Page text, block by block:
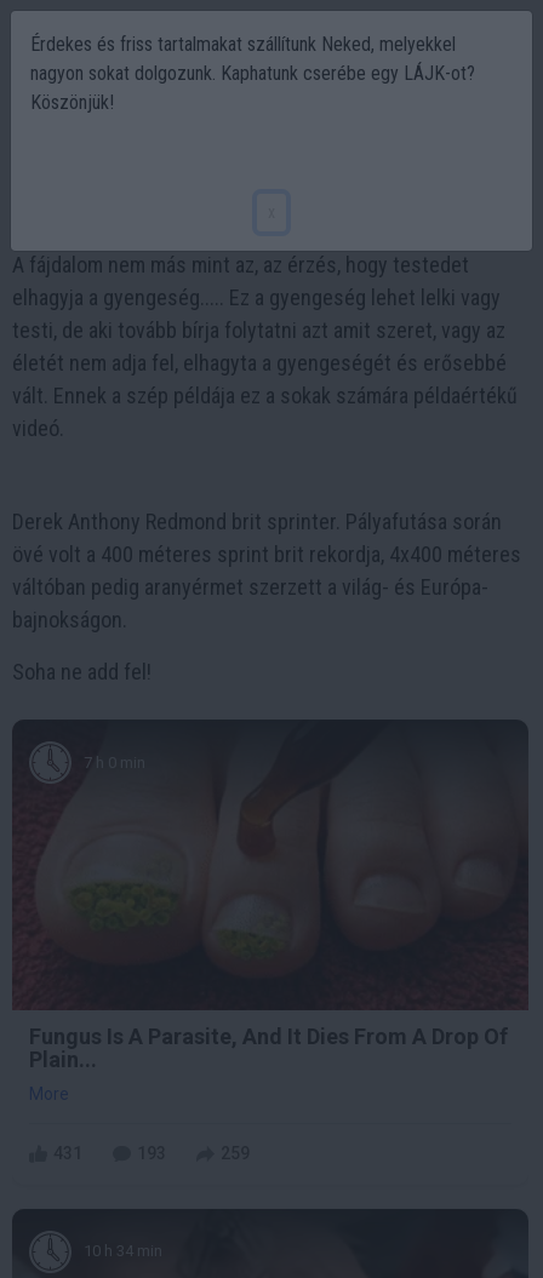
A fájdalom nem más mint az, az érzés, hogy testedet
elhagyja a gyengeség..... Ez a gyengeség lehet lelki vagy
testi, de aki tovább bírja folytatni azt amit szeret, vagy az
életét nem adja fel, elhagyta a gyengeségét és erősebbé
vált. Ennek a szép példája ez a sokak számára példaértékű
videó.
Derek Anthony Redmond brit sprinter. Pályafutása során
övé volt a 400 méteres sprint brit rekordja, 4x400 méteres
váltóban pedig aranyérmet szerzett a világ- és Európa-
bajnokságon.
Soha ne add fel!
7 h 0 min
Fungus Is A Parasite, And It Dies From A Drop Of
Plain...
More
10 h 34 min
Érdekes és friss tartalmakat szállítunk Neked, melyekkel
nagyon sokat dolgozunk. Kaphatunk cserébe egy LÁJK-ot?
Köszönjük!